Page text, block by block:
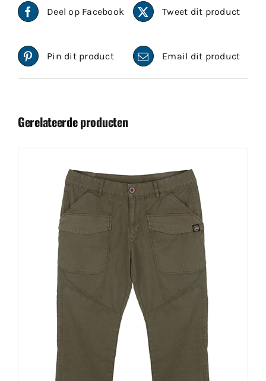
Deel op Facebook Tweet dit product
Pin dit product Email dit product
Gerelateerde producten